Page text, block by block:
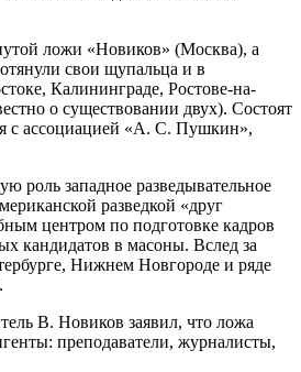
ложи «Новиков» (Москва), а
свои щупальца и в
Калининграде, Ростове-на-
о существовании двух). Состоят
с ассоциацией «А. С. Пушкин»,
роль западное разведывательное
разведкой «друг
центром по подготовке кадров
кандидатов в масоны. Вслед за
Нижнем Новгороде и ряде
В. Новиков заявил, что ложа
преподаватели, журналисты,